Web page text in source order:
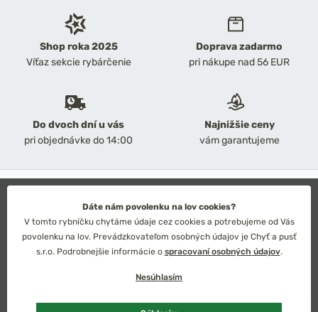
Shop roka 2025
Víťaz sekcie rybárčenie
Doprava zadarmo
pri nákupe nad 56 EUR
Do dvoch dní u vás
pri objednávke do 14:00
Najnižšie ceny
vám garantujeme
Obchodné podmienky
Ochrana osobných údajov
Technické riešenie: Simplia s.r.o.
Strategický dizajn: Petr Široký
Dáte nám povolenku na lov cookies?
V tomto rybníčku chytáme údaje cez cookies a potrebujeme od Vás
povolenku na lov. Prevádzkovateľom osobných údajov je Chyť a pusť
s.r.o. Podrobnejšie informácie o spracovaní osobných údajov.
Nesúhlasím